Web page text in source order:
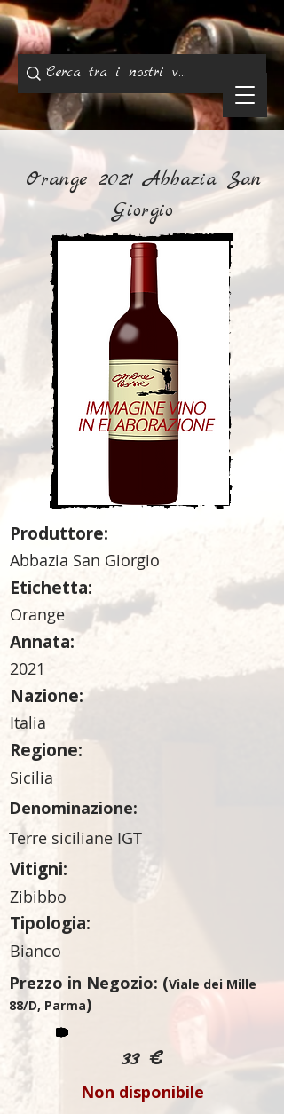
Orange 2021 Abbazia San
Giorgio
Produttore:
Abbazia San Giorgio
Etichetta:
Orange
Annata:
2021
Nazione:
Italia
Regione:
Sicilia
Denominazione:
Terre siciliane IGT
Vitigni:
Zibibbo
Tipologia:
Bianco
Prezzo in Negozio: (Viale dei Mille
88/D, Parma)
33 €
Non disponibile